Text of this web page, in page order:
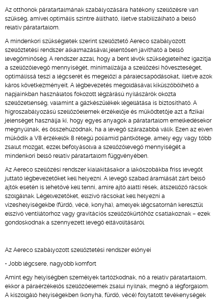
Az otthonok páratartalmának szabályozására hatékony szellőzésre van
szükség, amivel optimális szintre állítható, illetve stabilizálható a belső
relatív páratartalom.
A mindenkori szükségletek szerint szellőztető Aereco szabályozott
szellőztetési rendszer alkalmazásával jelentősen javítható a belső
levegőminőség. A rendszer azzal, hogy a bent lévők szükségleteihez igazítja
a szellőzőlevegő mennyiségét, minimalizálja a szellőzési hőveszteséget,
optimálissá teszi a légcserét és megelőzi a páralecsapódásokat, illetve azok
káros következményeit. A légbevezetés megoldásával kiküszöbölhető a
napjainkban használatos fokozott légzárású nyílászárók okozta
szellőzetlenség, valamint a gázkészülékek légellátása is biztosítható. A
higroszabályozású szellőzőelemek érzékelője és működtetője azt a fizikai
jelenséget használja ki, hogy egyes anyagok a páratartalom emelkedésekor
megnyúlnak, és összehúzódnak, ha a levegő szárazabbá válik. Ezen az elven
működik a V8 érzékelők 8 rétegű poliamid pántkötege, amely egy vagy több
zsalut mozgat, ezzel befolyásolva a szellőzőlevegő mennyiségét a
mindenkori belső relatív páratartalom függvényében.
Az Aereco szellőzési rendszer kialakításakor a lakószobákba friss levegőt
juttató légbevezetőket kell helyezni. A levegő szabad áramlását zárt belső
ajtók esetén is lehetővé kell tenni, amire ajtó alatti rések, átszellőző rácsok
szolgálnak. Légelvezetőket, elszívó rácsokat kell helyezni a
vizeshelyiségekbe (fürdő, vécé, konyha), amelyek légcsatornán keresztül
elszívó ventilátorhoz vagy gravitációs szellőzőkürtőhöz csatlakoznak – ezek
gondoskodnak a szennyezett levegő eltávolításáról.
Az Aereco szabályozott szellőztetési rendszer előnyei
• Jobb légcsere, nagyobb komfort
Amint egy helyiségben személyek tartózkodnak, nő a relatív páratartalom,
ekkor a páraérzékelős szellőzőelemek zsalui nyílnak, megnő a légforgalom.
A kiszolgáló helyiségekben (konyha, fürdő, vécé) folytatott tevékenységek